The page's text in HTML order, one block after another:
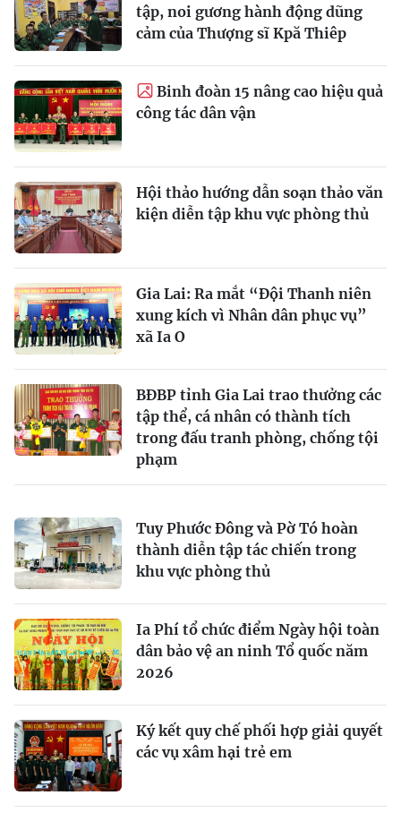
tập, noi gương hành động dũng
cảm của Thượng sĩ Kpă Thiêp
Binh đoàn 15 nâng cao hiệu quả
công tác dân vận
Hội thảo hướng dẫn soạn thảo văn
kiện diễn tập khu vực phòng thủ
Gia Lai: Ra mắt “Đội Thanh niên
xung kích vì Nhân dân phục vụ”
xã Ia O
BĐBP tỉnh Gia Lai trao thưởng các
tập thể, cá nhân có thành tích
trong đấu tranh phòng, chống tội
phạm
Tuy Phước Đông và Pờ Tó hoàn
thành diễn tập tác chiến trong
khu vực phòng thủ
Ia Phí tổ chức điểm Ngày hội toàn
dân bảo vệ an ninh Tổ quốc năm
2026
Ký kết quy chế phối hợp giải quyết
các vụ xâm hại trẻ em